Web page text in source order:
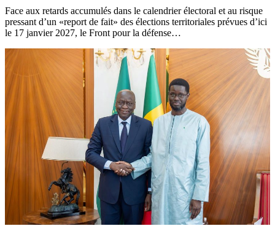
Face aux retards accumulés dans le calendrier électoral et au risque
pressant d’un «report de fait» des élections territoriales prévues d’ici
le 17 janvier 2027, le Front pour la défense…